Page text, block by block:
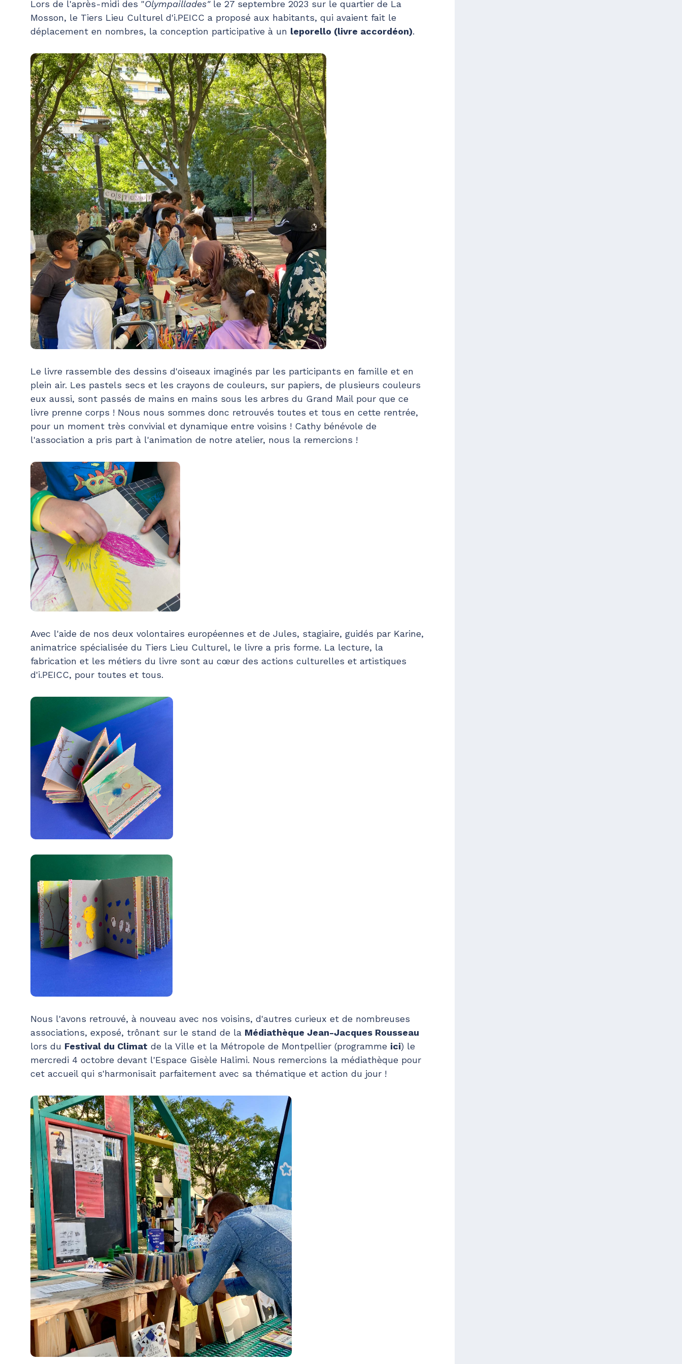
Lors de l'après-midi des "Olympaillades"le 27 septembre 2023 sur le quartier de La
Mosson, le Tiers Lieu Culturel d'i.PEICC a proposé aux habitants, qui avaient fait le
déplacement en nombres, la conception participative à un leporello (livre accordéon).
Le livre rassemble des dessins d'oiseaux imaginés par les participants en famille et en
plein air. Les pastels secs et les crayons de couleurs, sur papiers, de plusieurs couleurs
eux aussi, sont passés de mains en mains sous les arbres du Grand Mail pour que ce
livre prenne corps ! Nous nous sommes donc retrouvés toutes et tous en cette rentrée,
pour un moment très convivial et dynamique entre voisins ! Cathy bénévole de
l'association a pris part à l'animation de notre atelier, nous la remercions !
Avec l'aide de nos deux volontaires européennes et de Jules, stagiaire, guidés par Karine,
animatrice spécialisée du Tiers Lieu Culturel, le livre a pris forme. La lecture, la
fabrication et les métiers du livre sont au cœur des actions culturelles et artistiques
d'i.PEICC, pour toutes et tous.
Nous l'avons retrouvé, à nouveau avec nos voisins, d'autres curieux et de nombreuses
associations, exposé, trônant sur le stand de la Médiathèque Jean-Jacques Rousseau
lors du Festival du Climat de la Ville et la Métropole de Montpellier (programme ici) le
mercredi 4 octobre devant l'Espace Gisèle Halimi. Nous remercions la médiathèque pour
cet accueil qui s'harmonisait parfaitement avec sa thématique et action du jour !